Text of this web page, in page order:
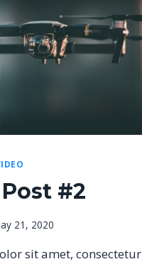
#2
21, 2020
sit amet, consectetur